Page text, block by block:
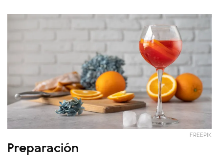
FREEPIK
Preparación